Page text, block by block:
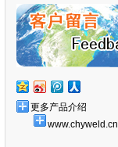
更多产品介绍
www.chyweld.cn